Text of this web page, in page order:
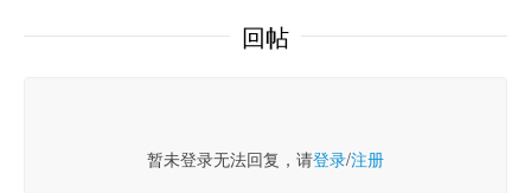
回帖
暂未登录无法回复，请登录/注册